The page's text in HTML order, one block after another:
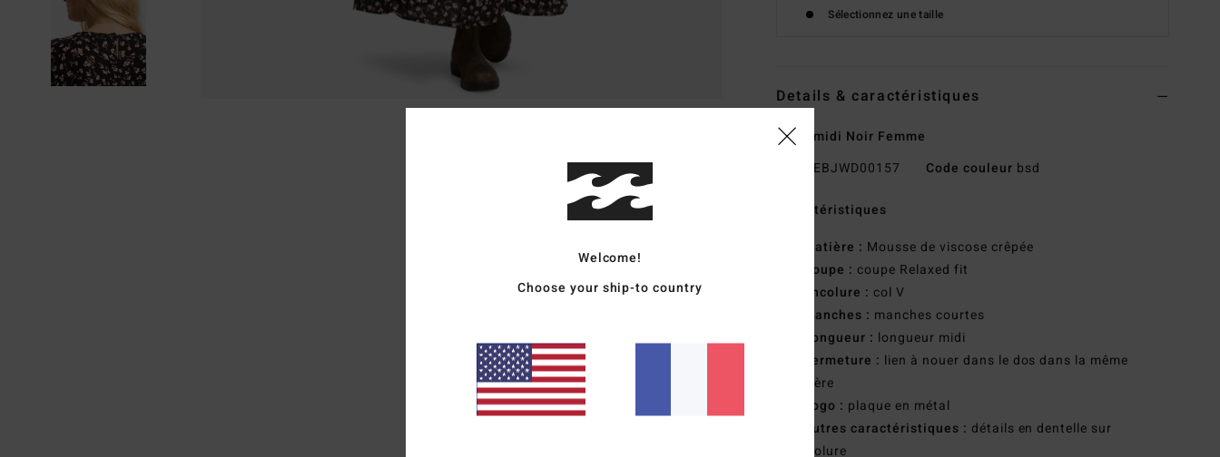
Sélectionnez une taille
Details & caractéristiques
Robe midi Noir Femme
EBJWD00157 Code couleur bsd
Caractéristiques
Matière : Mousse de viscose crêpée
Coupe : coupe Relaxed fit
Encolure : col V
Manches : manches courtes
Longueur : longueur midi
Fermeture : lien à nouer dans le dos dans la même
matière
Logo : plaque en métal
Autres caractéristiques : détails en dentelle sur
l'encolure
Welcome!
Choose your ship-to country